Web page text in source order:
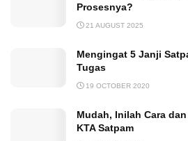
Prosesnya?
21 AUGUST 2025
Mengingat 5 Janji
Tugas
19 OCTOBER 2020
Mudah, Inilah Cara
KTA Satpam